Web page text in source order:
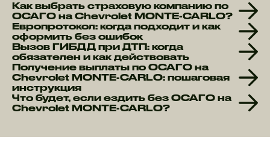
Как выбрать страховую компанию по
ОСАГО на Chevrolet MONTE-CARLO?
Европротокол: когда подходит и как
оформить без ошибок
Вызов ГИБДД при ДТП: когда
обязателен и как действовать
Получение выплаты по ОСАГО на
Chevrolet MONTE-CARLO: пошаговая
инструкция
Что будет, если ездить без ОСАГО на
Chevrolet MONTE-CARLO?